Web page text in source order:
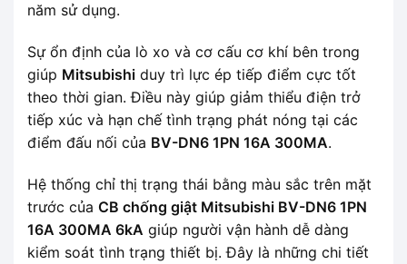
năm sử dụng.
Sự ổn định của lò xo và cơ cấu cơ khí bên trong
giúp Mitsubishi duy trì lực ép tiếp điểm cực tốt
theo thời gian. Điều này giúp giảm thiểu điện trở
tiếp xúc và hạn chế tình trạng phát nóng tại các
điểm đấu nối của BV-DN6 1PN 16A 300MA.
Hệ thống chỉ thị trạng thái bằng màu sắc trên mặt
trước của CB chống giật Mitsubishi BV-DN6 1PN
16A 300MA 6kA giúp người vận hành dễ dàng
kiểm soát tình trạng thiết bị. Đây là những chi tiết